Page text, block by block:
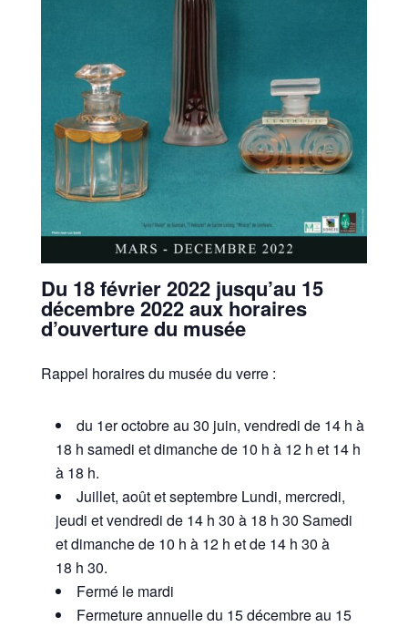
Du 18 février 2022 jusqu’au 15
décembre 2022 aux horaires
d’ouverture du musée
Rappel horaires du musée du verre :
du 1er octobre au 30 juin, vendredi de 14 h à
18 h samedi et dimanche de 10 h à 12 h et 14 h
à 18 h.
Juillet, août et septembre Lundi, mercredi,
jeudi et vendredi de 14 h 30 à 18 h 30 Samedi
et dimanche de 10 h à 12 h et de 14 h 30 à
18 h 30.
Fermé le mardi
Fermeture annuelle du 15 décembre au 15